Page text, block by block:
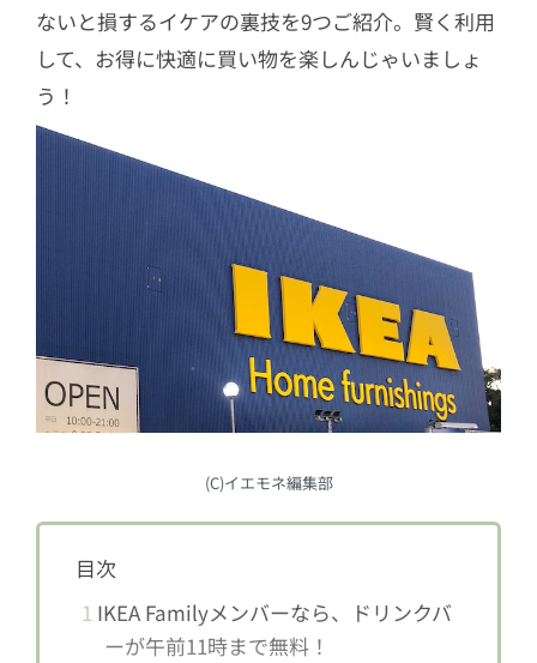
ないと損するイケアの裏技を9つご紹介。賢く利用
して、お得に快適に買い物を楽しんじゃいましょ
う！
(C)イエモネ編集部
目次
1 IKEA Familyメンバーなら、ドリンクバ
ーが午前11時まで無料！